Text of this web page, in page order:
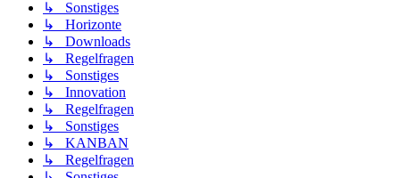
↳ Sonstiges
↳ Horizonte
↳ Downloads
↳ Regelfragen
↳ Sonstiges
↳ Innovation
↳ Regelfragen
↳ Sonstiges
↳ KANBAN
↳ Regelfragen